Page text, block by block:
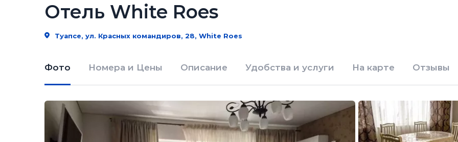
Отель White Roes
Туапсе, ул. Красных командиров, 28, White Roes
Фото Номера и Цены Описание Удобства и услуги На карте Отзывы